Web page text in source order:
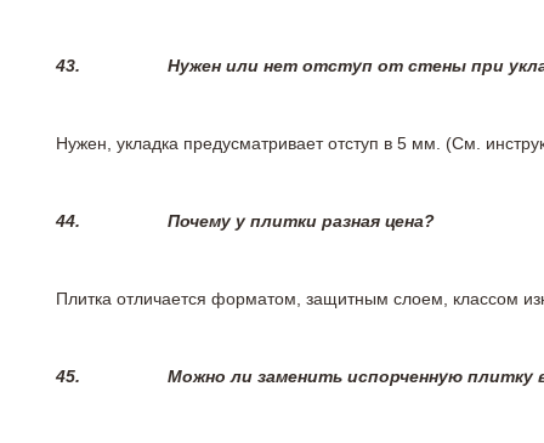
43. Нужен или нет отступ от стены при
Нужен, укладка предусматривает отступ в 5 мм. (См.
44. Почему у плитки разная цена?
Плитка отличается форматом, защитным слоем, классом
45. Можно ли заменить испорченную плитку